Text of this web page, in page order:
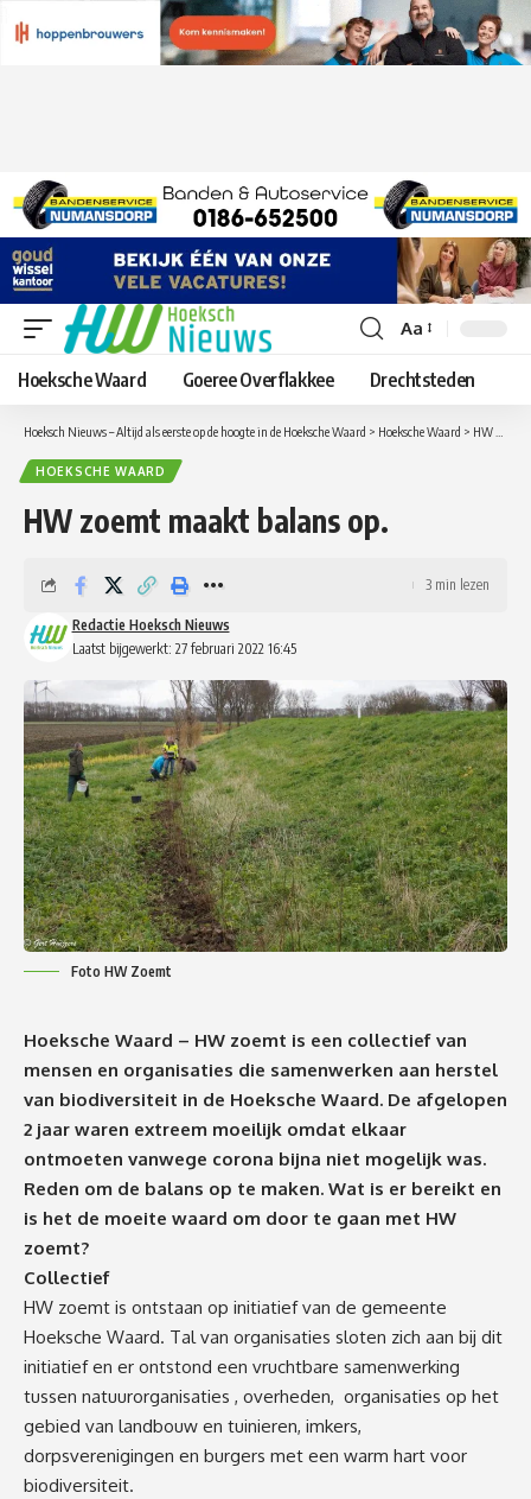
Lettergrootte
aanpassen
Aa
Hoeksche Waard Goeree Overflakkee Drechtsteden
Hoeksch Nieuws – Altijd als eerste op de hoogte in de Hoeksche Waard > Hoeksche Waard > HW zoemt maakt balans op.
HOEKSCHE WAARD
HW zoemt maakt balans op.
Laatst bijgewerkt: 27 februari 2022 16:45
Redactie Hoeksch Nieuws
3 min lezen
Foto HW Zoemt
Hoeksche Waard – HW zoemt is een collectief van
mensen en organisaties die samenwerken aan herstel
van biodiversiteit in de Hoeksche Waard. De afgelopen
2 jaar waren extreem moeilijk omdat elkaar
ontmoeten vanwege corona bijna niet mogelijk was.
Reden om de balans op te maken. Wat is er bereikt en
is het de moeite waard om door te gaan met HW
zoemt?
Collectief
HW zoemt is ontstaan op initiatief van de gemeente
Hoeksche Waard. Tal van organisaties sloten zich aan bij dit
initiatief en er ontstond een vruchtbare samenwerking
tussen natuurorganisaties , overheden, organisaties op het
gebied van landbouw en tuinieren, imkers,
dorpsverenigingen en burgers met een warm hart voor
biodiversiteit.